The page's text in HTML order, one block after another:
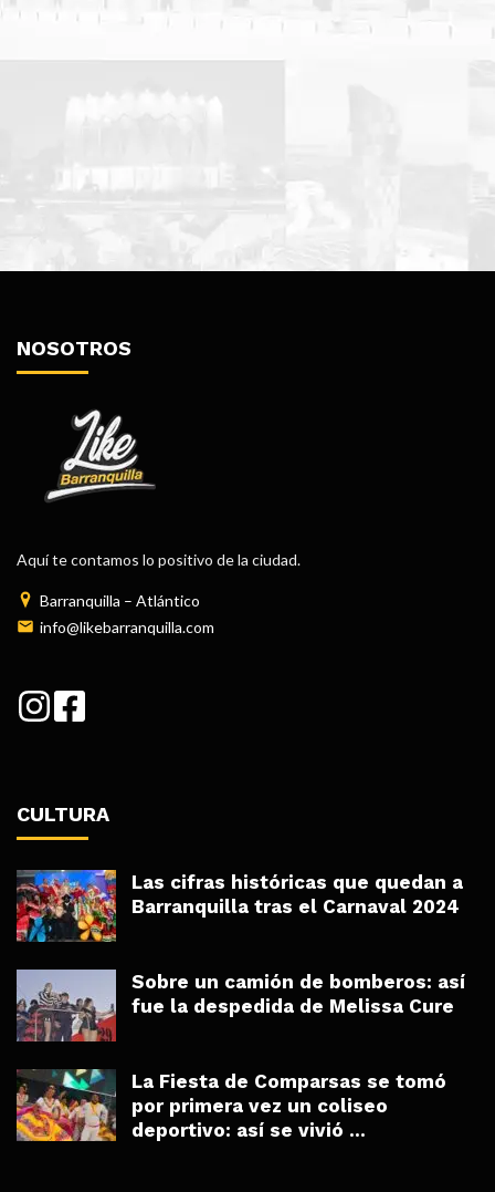
NOSOTROS
Aquí te contamos lo positivo de la ciudad.
Barranquilla – Atlántico
info@likebarranquilla.com
CULTURA
Las cifras históricas que quedan a
Barranquilla tras el Carnaval 2024
Sobre un camión de bomberos: así
fue la despedida de Melissa Cure
La Fiesta de Comparsas se tomó
por primera vez un coliseo
deportivo: así se vivió ...